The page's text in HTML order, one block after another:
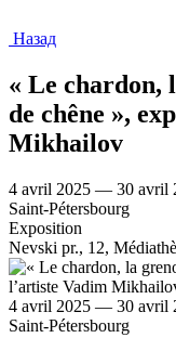
Назад
« Le chardon,
de chêne »,
Mikhailov
4 avril 2025 — 30 avril
Saint-Pétersbourg
Exposition
Nevski pr., 12,
4 avril 2025 — 30 avril
Saint-Pétersbourg